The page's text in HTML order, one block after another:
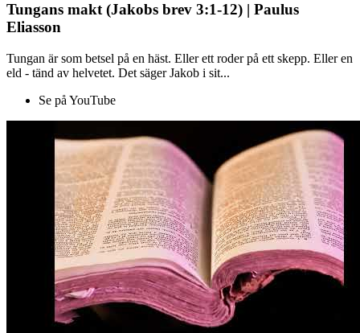
Tungans makt (Jakobs brev 3:1-12) | Paulus
Eliasson
Tungan är som betsel på en häst. Eller ett roder på ett skepp. Eller en
eld - tänd av helvetet. Det säger Jakob i sit...
Se på YouTube